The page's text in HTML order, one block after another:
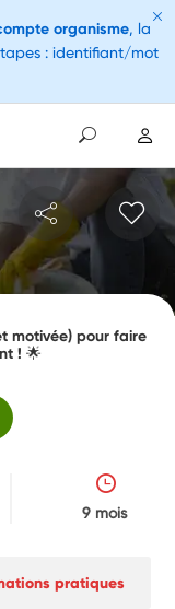
motivée) pour faire
! 🌟
9 mois
pratiques
organisme, la
: identifiant/mot